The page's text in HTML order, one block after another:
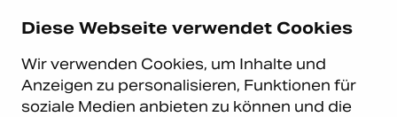
Diese Webseite verwendet Cookies
Wir verwenden Cookies, um Inhalte und
Anzeigen zu personalisieren, Funktionen für
soziale Medien anbieten zu können und die
+49 (0)211 9367 8390
info@carema.de
© Copyright 2026 Carema
GmbH. Alle Rechte vorbehalten.